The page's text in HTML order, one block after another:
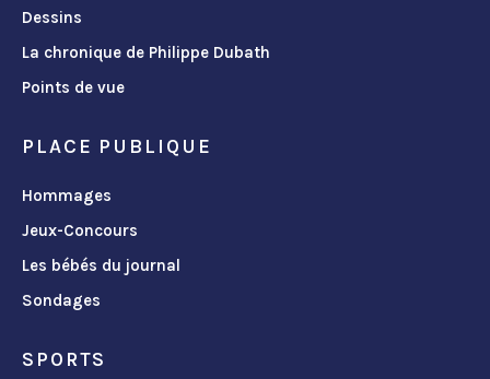
Dessins
La chronique de Philippe Dubath
Points de vue
PLACE PUBLIQUE
Hommages
Jeux-Concours
Les bébés du journal
Sondages
SPORTS